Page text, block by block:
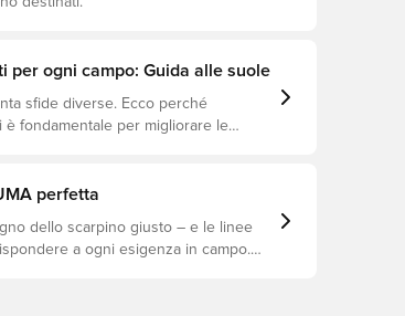
per ogni campo: Guida alle suole
sfide diverse. Ecco perché
fondamentale per migliorare le
perfetta
dello scarpino giusto – e le linee
a ogni esigenza in campo.